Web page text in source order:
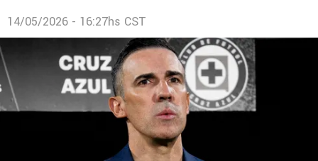
14/05/2026 - 16:27hs CST